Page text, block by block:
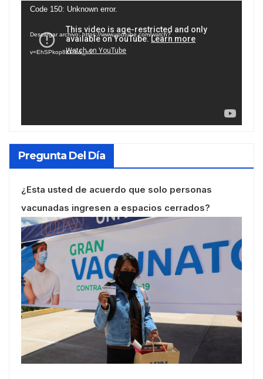
Reproductor
vídeo
Code 150: Unknown error.
Descargar archivo: https://www.youtube.com/watch?
v=EhSPkop8KPY&_=1
Pregunta Del Día
¿Esta usted de acuerdo que solo personas
vacunadas ingresen a espacios cerrados?